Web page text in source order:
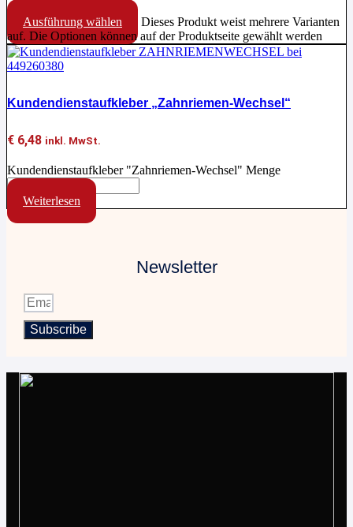
Ausführung wählen
Dieses Produkt weist mehrere Varianten
auf. Die Optionen können auf der Produktseite gewählt werden
Kundendienstaufkleber „Zahnriemen-Wechsel“
€ 6,48 inkl. MwSt.
Kundendienstaufkleber "Zahnriemen-Wechsel" Menge
Weiterlesen
Newsletter
Subscribe